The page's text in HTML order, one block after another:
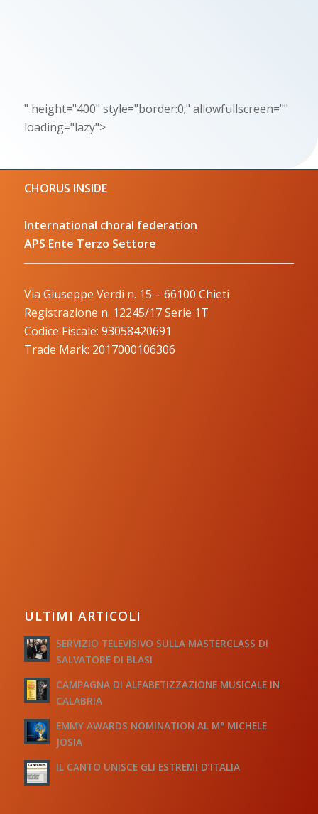
" height="400" style="border:0;" allowfullscreen=""
loading="lazy">
CHORUS INSIDE
International choral federation
APS Ente Terzo Settore
Via Giuseppe Verdi n. 15 – 66100 Chieti
Registrazione n. 12245/17 Serie 1T
Codice Fiscale: 93058420691
Trade Mark: 2017000106306
ULTIMI ARTICOLI
SERVIZIO TELEVISIVO SULLA MASTERCLASS DI
SALVATORE DI BLASI
CAMPAGNA DI ALFABETIZZAZIONE MUSICALE IN
CALABRIA
EMMY AWARDS NOMINATION AL M° MICHELE
JOSIA
IL CANTO UNISCE GLI ESTREMI D’ITALIA